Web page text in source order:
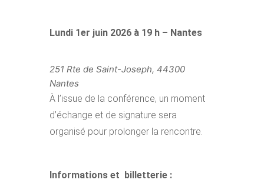
Lundi 1er juin 2026 à 19 h – Nantes
251 Rte de Saint-Joseph, 44300
Nantes
À l’issue de la conférence, un moment
d’échange et de signature sera
organisé pour prolonger la rencontre.
Informations et billetterie :